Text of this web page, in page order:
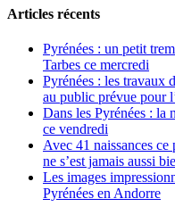
Articles récents
Pyrénées : un petit
Tarbes ce mercredi
Pyrénées : les travaux
au public prévue pour
Dans les Pyrénées : la
ce vendredi
Avec 41 naissances
ne s’est jamais aussi
Les images
Pyrénées en Andorre